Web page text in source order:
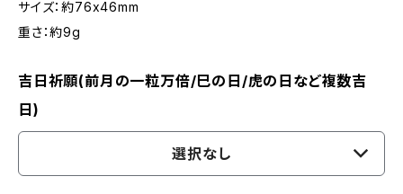
サイズ：約76x46mm
重さ：約9g
吉日祈願(前月の一粒万倍/巳の日/虎の日など複数吉
日)
選択なし